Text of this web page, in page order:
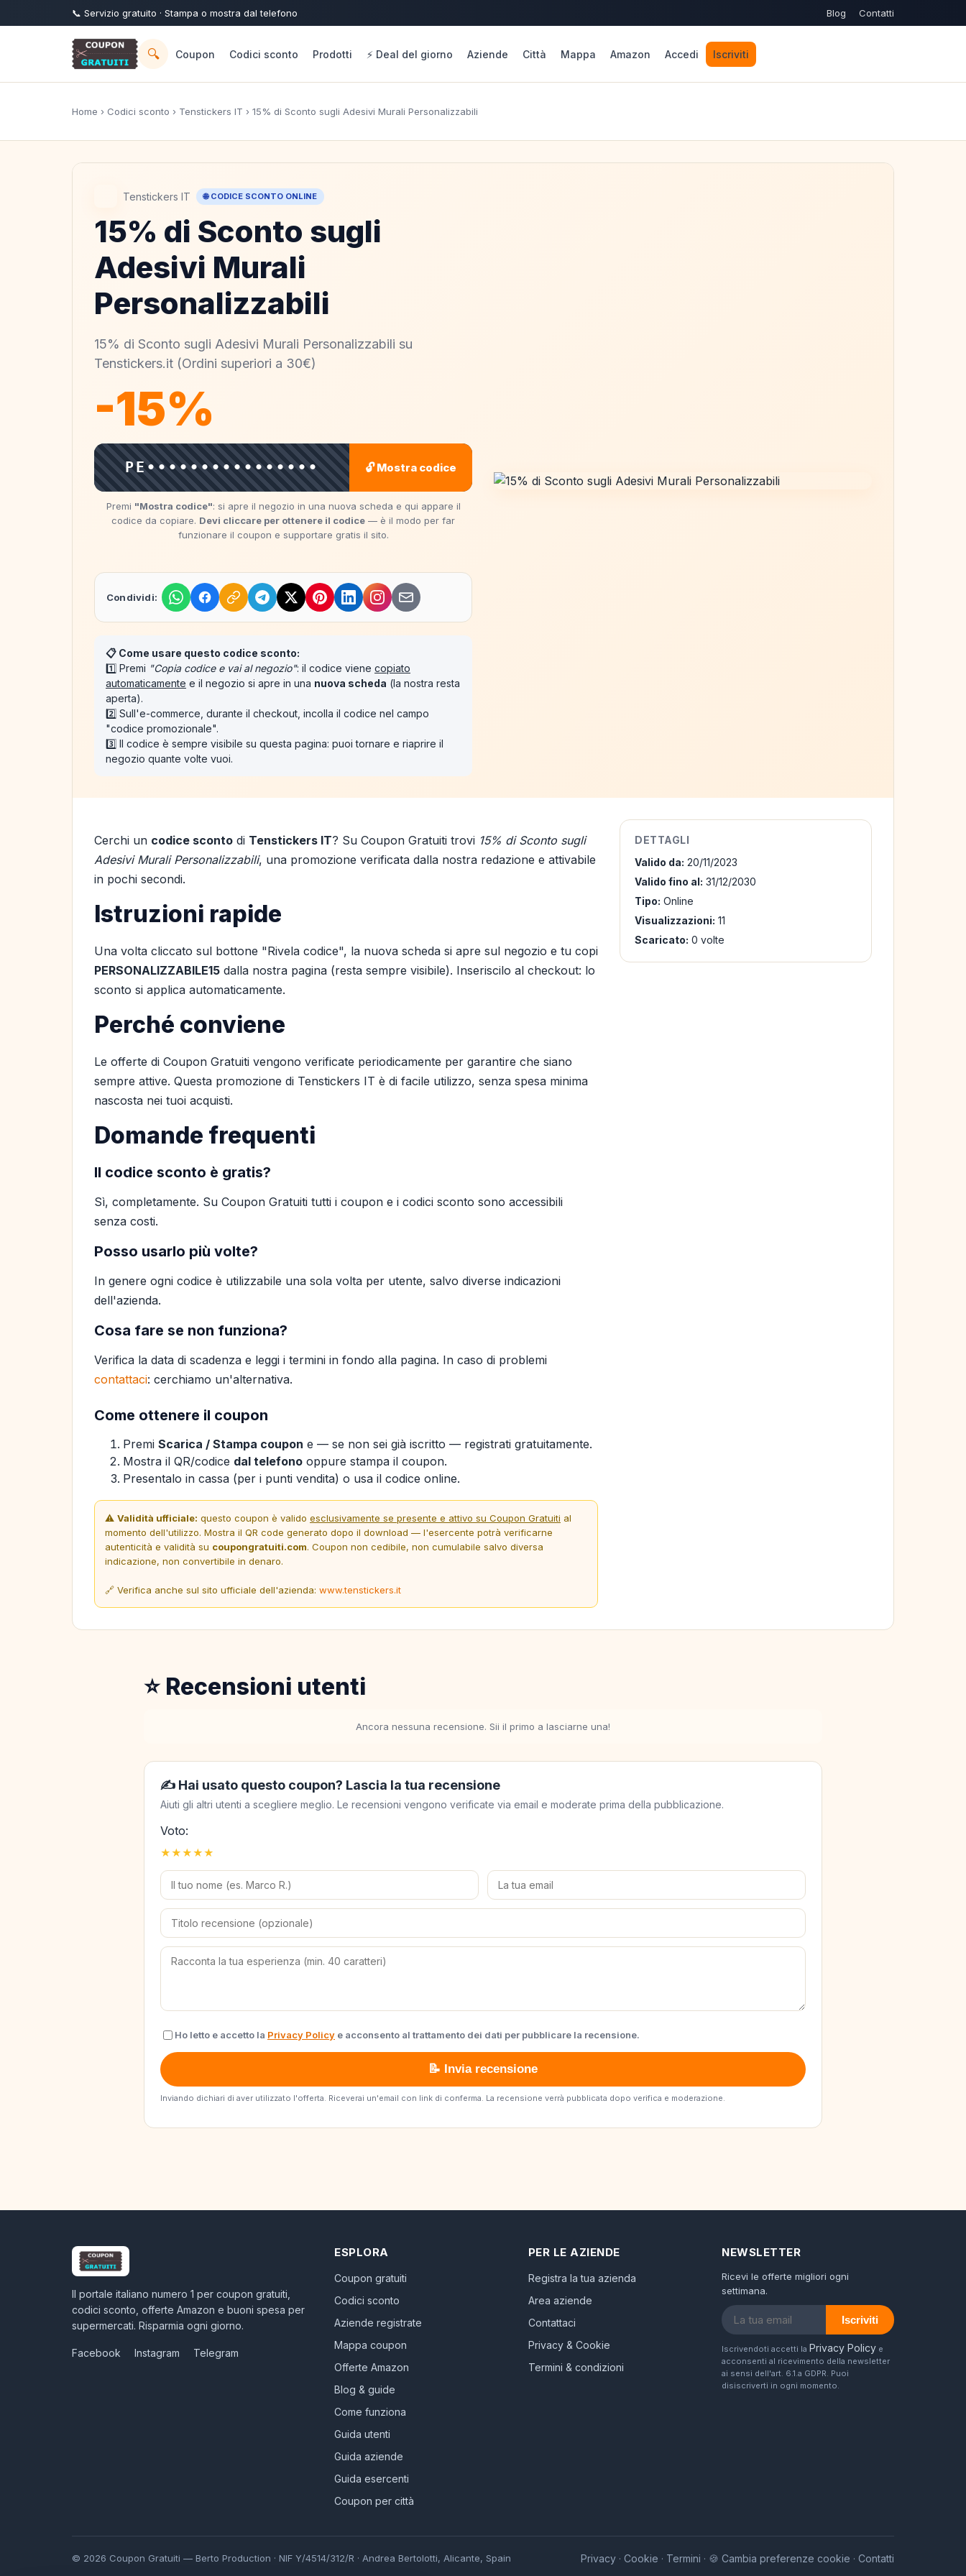
📞 Servizio gratuito · Stampa o mostra dal telefono Blog Contatti
🔍 Coupon Codici sconto Prodotti ⚡ Deal del giorno Aziende Città Mappa Amazon Accedi Iscriviti
Home › Codici sconto › Tenstickers IT › 15% di Sconto sugli Adesivi Murali Personalizzabili
Tenstickers IT 🌐 CODICE SCONTO ONLINE
15% di Sconto sugli
Adesivi Murali
Personalizzabili
15% di Sconto sugli Adesivi Murali Personalizzabili su
Tenstickers.it (Ordini superiori a 30€)
-15%
PE•••••••••••••••• 🔓 Mostra codice
Premi "Mostra codice": si apre il negozio in una nuova scheda e qui appare il
codice da copiare. Devi cliccare per ottenere il codice — è il modo per far
funzionare il coupon e supportare gratis il sito.
Condividi:
📋 Come usare questo codice sconto:
1️⃣ Premi "Copia codice e vai al negozio": il codice viene copiato
automaticamente e il negozio si apre in una nuova scheda (la nostra resta
aperta).
2️⃣ Sull'e-commerce, durante il checkout, incolla il codice nel campo
"codice promozionale".
3️⃣ Il codice è sempre visibile su questa pagina: puoi tornare e riaprire il
negozio quante volte vuoi.
Cerchi un codice sconto di Tenstickers IT? Su Coupon Gratuiti trovi 15% di Sconto sugli
Adesivi Murali Personalizzabili, una promozione verificata dalla nostra redazione e attivabile
in pochi secondi.
Istruzioni rapide
Una volta cliccato sul bottone "Rivela codice", la nuova scheda si apre sul negozio e tu copi
PERSONALIZZABILE15 dalla nostra pagina (resta sempre visibile). Inseriscilo al checkout: lo
sconto si applica automaticamente.
Perché conviene
Le offerte di Coupon Gratuiti vengono verificate periodicamente per garantire che siano
sempre attive. Questa promozione di Tenstickers IT è di facile utilizzo, senza spesa minima
nascosta nei tuoi acquisti.
Domande frequenti
Il codice sconto è gratis?
Sì, completamente. Su Coupon Gratuiti tutti i coupon e i codici sconto sono accessibili
senza costi.
Posso usarlo più volte?
In genere ogni codice è utilizzabile una sola volta per utente, salvo diverse indicazioni
dell'azienda.
Cosa fare se non funziona?
Verifica la data di scadenza e leggi i termini in fondo alla pagina. In caso di problemi
contattaci: cerchiamo un'alternativa.
Come ottenere il coupon
Premi Scarica / Stampa coupon e — se non sei già iscritto — registrati gratuitamente.
Mostra il QR/codice dal telefono oppure stampa il coupon.
Presentalo in cassa (per i punti vendita) o usa il codice online.
⚠️ Validità ufficiale: questo coupon è valido esclusivamente se presente e attivo su Coupon Gratuiti al
momento dell'utilizzo. Mostra il QR code generato dopo il download — l'esercente potrà verificarne
autenticità e validità su coupongratuiti.com. Coupon non cedibile, non cumulabile salvo diversa
indicazione, non convertibile in denaro.
🔗 Verifica anche sul sito ufficiale dell'azienda: www.tenstickers.it
DETTAGLI
Valido da: 20/11/2023
Valido fino al: 31/12/2030
Tipo: Online
Visualizzazioni: 11
Scaricato: 0 volte
⭐ Recensioni utenti
Ancora nessuna recensione. Sii il primo a lasciarne una!
✍️ Hai usato questo coupon? Lascia la tua recensione
Aiuti gli altri utenti a scegliere meglio. Le recensioni vengono verificate via email e moderate prima della pubblicazione.
Voto:
★
★
★
★
★
Ho letto e accetto la Privacy Policy e acconsento al trattamento dei dati per pubblicare la recensione.
📝 Invia recensione
Inviando dichiari di aver utilizzato l'offerta. Riceverai un'email con link di conferma. La recensione verrà pubblicata dopo verifica e moderazione.
Il portale italiano numero 1 per coupon gratuiti,
codici sconto, offerte Amazon e buoni spesa per
supermercati. Risparmia ogni giorno.
Facebook Instagram Telegram
ESPLORA
Coupon gratuiti
Codici sconto
Aziende registrate
Mappa coupon
Offerte Amazon
Blog & guide
Come funziona
Guida utenti
Guida aziende
Guida esercenti
Coupon per città
PER LE AZIENDE
Registra la tua azienda
Area aziende
Contattaci
Privacy & Cookie
Termini & condizioni
NEWSLETTER
Ricevi le offerte migliori ogni
settimana.
Iscriviti
Iscrivendoti accetti la Privacy Policy e
acconsenti al ricevimento della newsletter
ai sensi dell'art. 6.1.a GDPR. Puoi
disiscriverti in ogni momento.
© 2026 Coupon Gratuiti — Berto Production · NIF Y/4514/312/R · Andrea Bertolotti, Alicante, Spain Privacy · Cookie · Termini · 🍪 Cambia preferenze cookie · Contatti